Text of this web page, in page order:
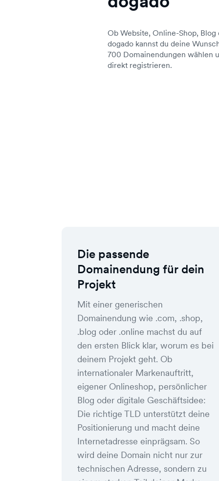
Ob Website, Online-Shop,
dogado kannst du deine
700 Domainendungen wählen
direkt registrieren.
Die passende
Domainendung für dein
Projekt
Mit einer generischen
Domainendung wie .com, .shop,
.blog oder .online machst du auf
den ersten Blick klar, worum es bei
deinem Projekt geht. Ob
internationaler Markenauftritt,
eigener Onlineshop, persönlicher
Blog oder digitale Geschäftsidee:
Die richtige TLD unterstützt deine
Positionierung und macht deine
Internetadresse einprägsam. So
wird deine Domain nicht nur zur
technischen Adresse, sondern zu